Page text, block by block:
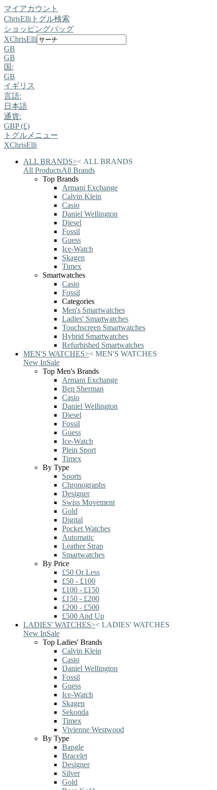
マイアカウント
ChrisElli トグル検索
ショッピングバッグ
XChrisElli
GB
GB
国:
GB
イギリス
言語:
日本語
通貨:
GBP (£)
トグルメニュー
XChrisElli
ALL BRANDS>< ALL BRANDS
All ProductsAll Brands
Top Brands
Armani Exchange
Calvin Klein
Casio
Daniel Wellington
Diesel
Fossil
Guess
Ice-Watch
Skagen
Timex
Smartwatches
Casio
Fossil
Categories
Men's Smartwatches
Ladies' Smartwatches
Touchscreen Smartwatches
Hybrid Smartwatches
Refurbished Smartwatches
MEN'S WATCHES>< MEN'S WATCHES
New InSale
Top Men's Brands
Armani Exchange
Ben Sherman
Casio
Daniel Wellington
Diesel
Fossil
Guess
Ice-Watch
Plein Sport
Timex
By Type
Sports
Chronographs
Designer
Swiss Movement
Gold
Digital
Pocket Watches
Automatic
Leather Strap
Smartwatches
By Price
£50 Or Less
£50 - £100
£100 - £150
£150 - £200
£200 - £500
£500 And Up
LADIES' WATCHES>< LADIES' WATCHES
New InSale
Top Ladies' Brands
Calvin Klein
Casio
Daniel Wellington
Fossil
Guess
Ice-Watch
Skagen
Sekonda
Timex
Vivienne Westwood
By Type
Bangle
Bracelet
Designer
Silver
Gold